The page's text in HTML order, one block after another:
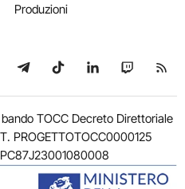
Produzioni
YouTube
su WhatsApp
Seguici su Telegram
Seguici su TikTok
Seguici su
Seguici
TOCC Decreto Direttoriale
PROGETTOTOCC0000125